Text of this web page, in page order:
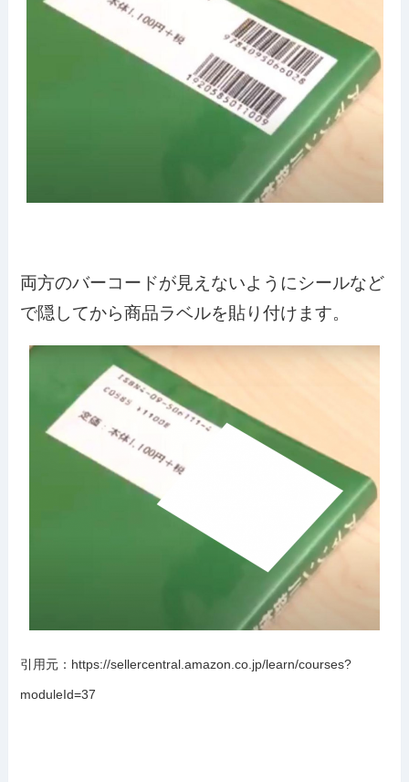
両方のバーコードが見えないようにシールなど
で隠してから商品ラベルを貼り付けます。
引用元：https://sellercentral.amazon.co.jp/learn/courses?
moduleId=37